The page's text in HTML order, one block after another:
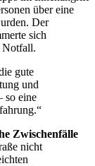
über eine
Der
sich
Notfall.
gute
und
so eine
Zwischenfälle
nicht